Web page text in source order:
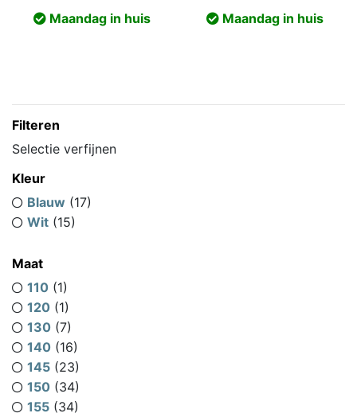
€113,99
Maandag in huis Maandag in huis
Filteren
Selectie verfijnen
Kleur
Blauw (17)
Wit (15)
Maat
110 (1)
120 (1)
130 (7)
140 (16)
145 (23)
150 (34)
155 (34)